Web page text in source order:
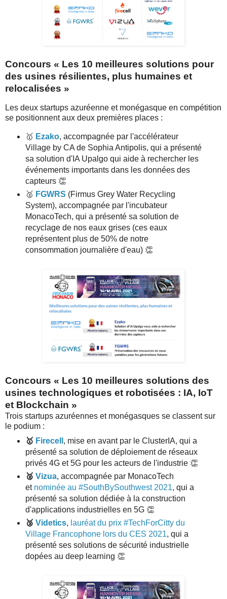
Concours « Les 10 meilleures solutions pour
des usines résilientes, plus humaines et
relocalisées »
Les deux startups azuréenne et monégasque en compétition
se positionnent aux deux premières places :
🥇 Ezako, accompagnée par l'accélérateur
Village by CA de Sophia Antipolis, qui a présenté
sa solution d'IA Upalgo qui aide à rechercher les
événements importants dans les données des
capteurs 👏
🥈 FGWRS (Firmus Grey Water Recycling
System), accompagnée par l'incubateur
MonacoTech, qui a présenté sa solution de
recyclage de nos eaux grises (ces eaux
représentent plus de 50% de notre
consommation journalière d'eau) 👏
Concours « Les 10 meilleures solutions des
usines technologiques et robotisées : IA, IoT
et Blockchain »
Trois startups azuréennes et monégasques se classent sur
le podium :
🥇 Firecell , mise en avant par le ClusterIA, qui a
présenté sa solution de déploiement de réseaux
privés 4G et 5G pour les acteurs de l'industrie 👏
🥈 Vizua, accompagnée par MonacoTech
et nominée au #SouthBySouthwest 2021, qui a
présenté sa solution dédiée à la construction
d'applications industrielles en 5G 👏
🥉 Videtics, lauréat du prix #TechForCitty du
Village Francophone lors du CES 2021, qui a
présenté ses solutions de sécurité industrielle
dopées au deep learning 👏